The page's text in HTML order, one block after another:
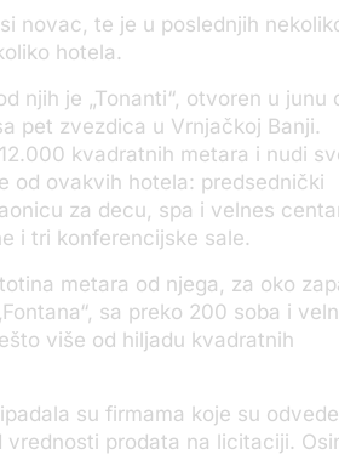
novac, te je u poslednjih
hotela.
njih je „Tonanti“, otvoren u junu
pet zvezdica u Vrnjačkoj Banji.
kvadratnih metara i nudi
od ovakvih hotela: predsednički
za decu, spa i velnes
i tri konferencijske sale.
metara od njega, za oko
sa preko 200 soba i
više od hiljadu kvadratnih
su firmama koje su
vrednosti prodata na licitaciji.